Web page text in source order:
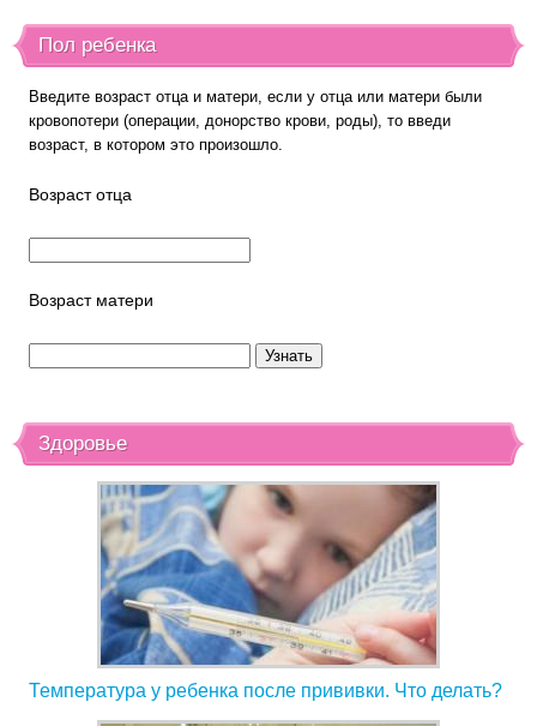
Пол ребенка
Введите возраст отца и матери, если у отца или матери были
кровопотери (операции, донорство крови, роды), то введи
возраст, в котором это произошло.
Возраст отца
Возраст матери
Здоровье
Температура у ребенка после прививки. Что делать?